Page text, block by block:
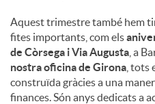
Aquest trimestre també hem
fites importants, com els
de Còrsega i Via Augusta , a
nostra oficina de Girona ,
construïda gràcies a una
finances. Són anys dedicats a